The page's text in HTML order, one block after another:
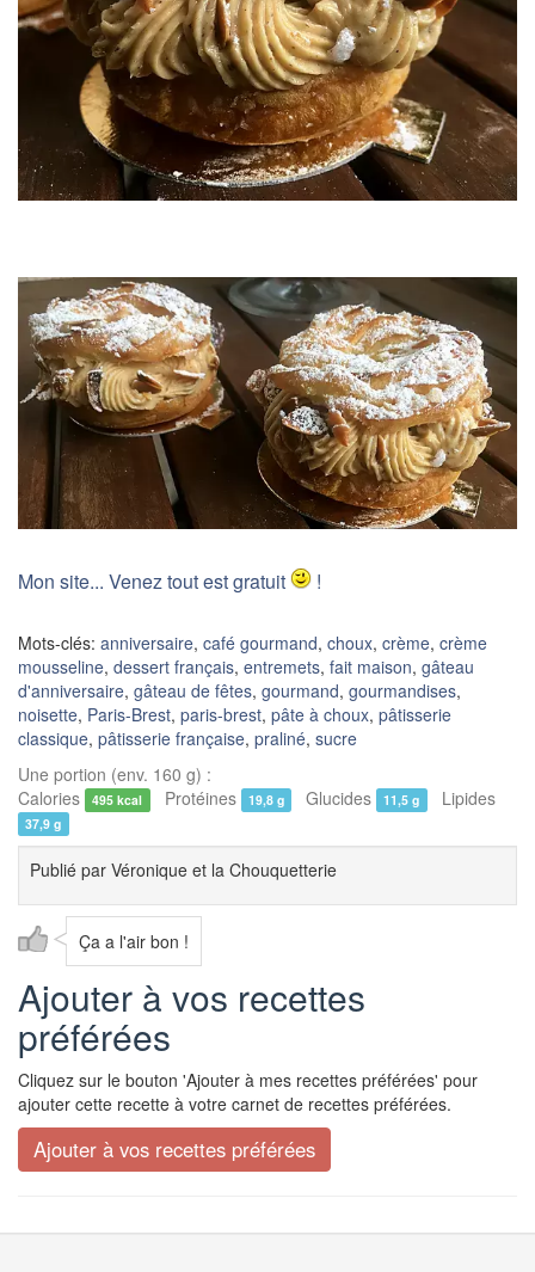
Mon site... Venez tout est gratuit !
Mots-clés: anniversaire, café gourmand, choux, crème, crème
mousseline, dessert français, entremets, fait maison, gâteau
d'anniversaire, gâteau de fêtes, gourmand, gourmandises,
noisette, Paris-Brest, paris-brest, pâte à choux, pâtisserie
classique, pâtisserie française, praliné, sucre
Une portion (env. 160 g) :
Calories
495 kcal Protéines 19,8 g Glucides 11,5 g Lipides
37,9 g
Publié par Véronique et la Chouquetterie
Ça a l'air bon !
Ajouter à vos recettes
préférées
Cliquez sur le bouton 'Ajouter à mes recettes préférées' pour
ajouter cette recette à votre carnet de recettes préférées.